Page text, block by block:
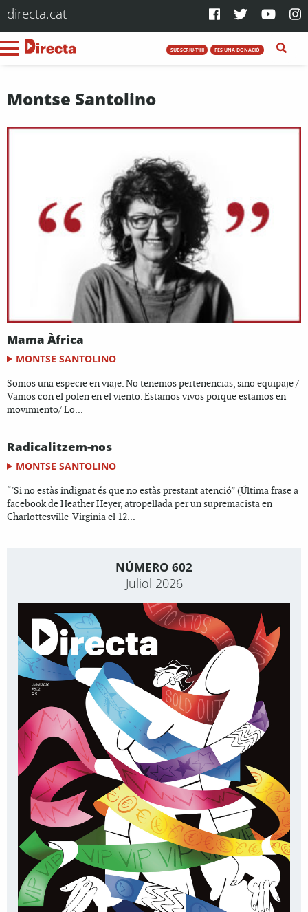
directa.cat
SUBSCRIU-T'HI FES UNA DONACIÓ
Montse Santolino
Mama Àfrica
MONTSE SANTOLINO
Somos una especie en viaje. No tenemos pertenencias, sino equipaje /
Vamos con el polen en el viento. Estamos vivos porque estamos en
movimiento/ Lo...
Radicalitzem-nos
MONTSE SANTOLINO
“'Si no estàs indignat és que no estàs prestant atenció” (Última frase a
facebook de Heather Heyer, atropellada per un supremacista en
Charlottesville-Virginia el 12...
NÚMERO 602
Juliol 2026